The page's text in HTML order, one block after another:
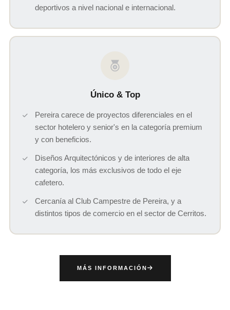
deportivos a nivel nacional e internacional.
Único & Top
Pereira carece de proyectos diferenciales en el
sector hotelero y senior's en la categoría premium
y con beneficios.
Diseños Arquitectónicos y de interiores de alta
categoría, los más exclusivos de todo el eje
cafetero.
Cercanía al Club Campestre de Pereira, y a
distintos tipos de comercio en el sector de Cerritos.
MÁS INFORMACIÓN